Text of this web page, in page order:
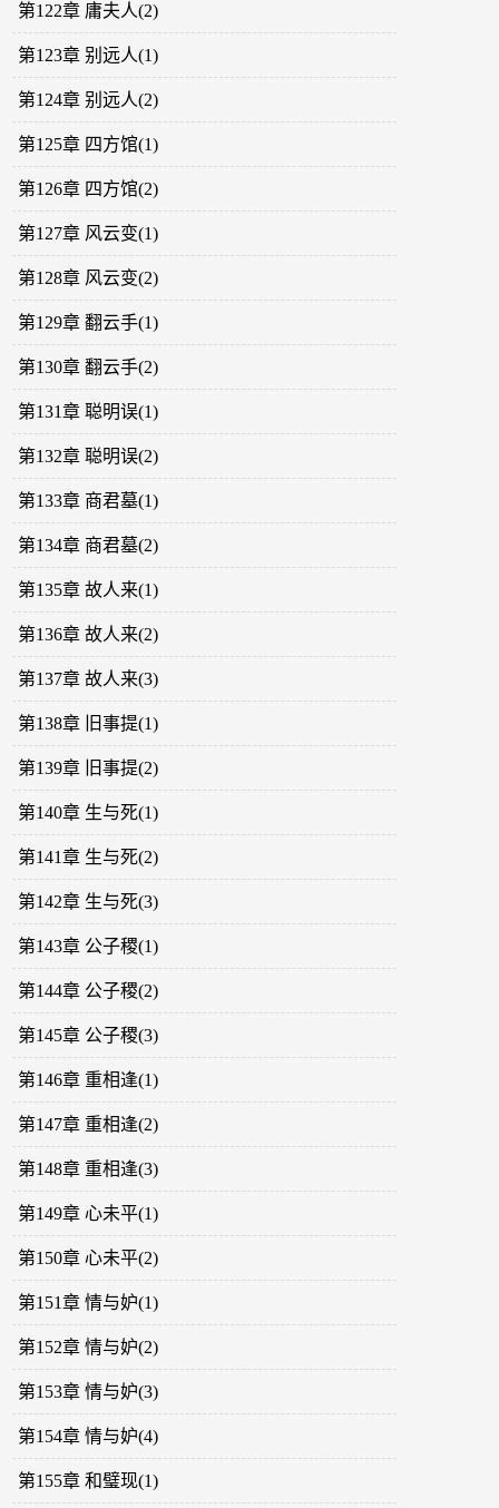
第122章 庸夫人(2)
第123章 别远人(1)
第124章 别远人(2)
第125章 四方馆(1)
第126章 四方馆(2)
第127章 风云变(1)
第128章 风云变(2)
第129章 翻云手(1)
第130章 翻云手(2)
第131章 聪明误(1)
第132章 聪明误(2)
第133章 商君墓(1)
第134章 商君墓(2)
第135章 故人来(1)
第136章 故人来(2)
第137章 故人来(3)
第138章 旧事提(1)
第139章 旧事提(2)
第140章 生与死(1)
第141章 生与死(2)
第142章 生与死(3)
第143章 公子稷(1)
第144章 公子稷(2)
第145章 公子稷(3)
第146章 重相逢(1)
第147章 重相逢(2)
第148章 重相逢(3)
第149章 心未平(1)
第150章 心未平(2)
第151章 情与妒(1)
第152章 情与妒(2)
第153章 情与妒(3)
第154章 情与妒(4)
第155章 和璧现(1)